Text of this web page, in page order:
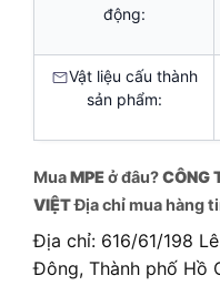
động:
Vật liệu cấu thành
sản phẩm:
MuaMPEở đâu?CÔNG
VIỆTĐịa chỉ mua hàng
Địa chỉ: 616/61/198
Đông, Thành phố Hồ